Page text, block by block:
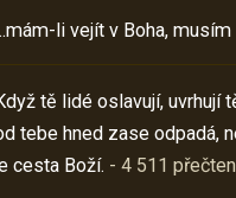
li vejít v Boha,
tě lidé oslavují, uvrhují
tebe hned zase odpadá,
cesta Boží. - 4 511